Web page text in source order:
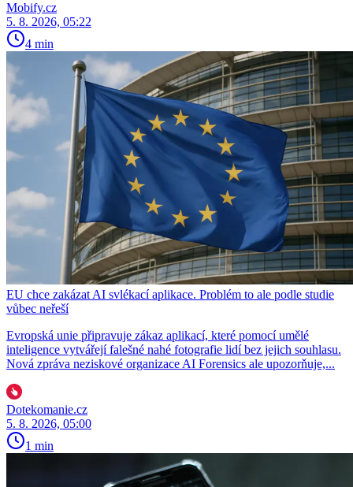
Mobify.cz
5. 8. 2026, 05:22
4 min
EU chce zakázat AI svlékací aplikace. Problém to ale podle studie
vůbec neřeší
Evropská unie připravuje zákaz aplikací, které pomocí umělé
inteligence vytvářejí falešné nahé fotografie lidí bez jejich souhlasu.
Nová zpráva neziskové organizace AI Forensics ale upozorňuje,...
Dotekomanie.cz
5. 8. 2026, 05:00
1 min